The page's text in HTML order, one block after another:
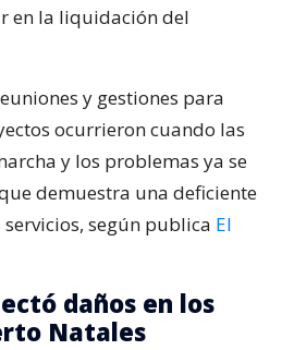
en la liquidación del
y gestiones para
ocurrieron cuando las
y los problemas ya se
demuestra una deficiente
según publica El
daños en los
Natales